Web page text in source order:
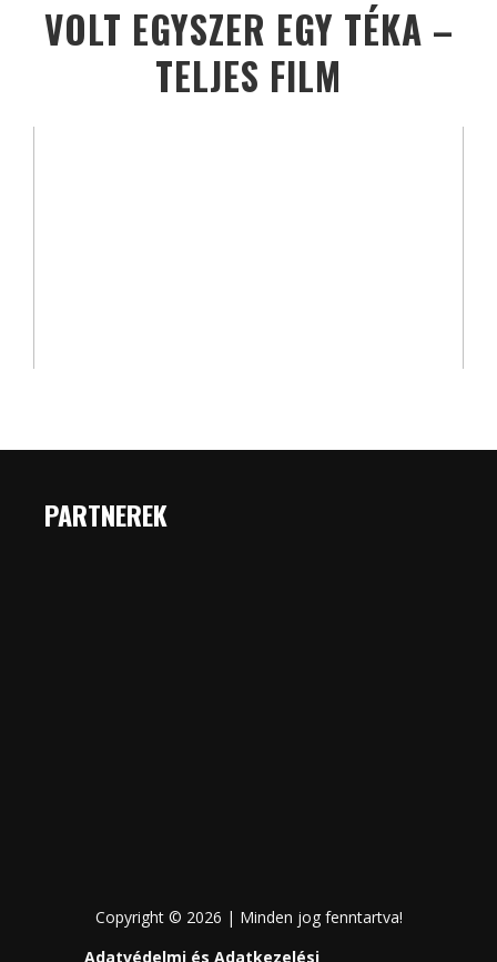
VOLT EGYSZER EGY TÉKA –
TELJES FILM
PARTNEREK
Copyright © 2026 | Minden jog fenntartva!
Adatvédelmi és Adatkezelési